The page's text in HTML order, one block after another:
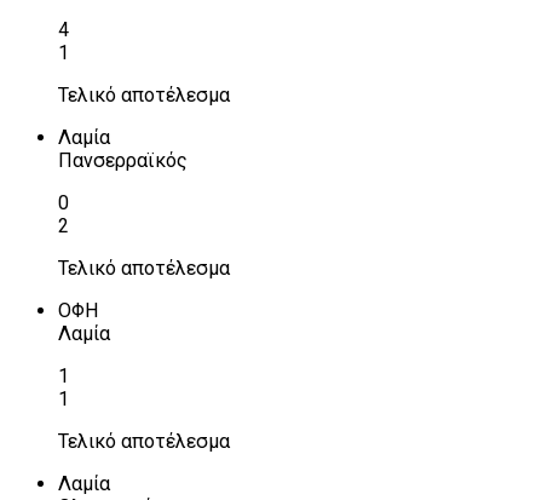
4
1
Τελικό αποτέλεσμα
Λαμία
Πανσερραϊκός
0
2
Τελικό αποτέλεσμα
ΟΦΗ
Λαμία
1
1
Τελικό αποτέλεσμα
Λαμία